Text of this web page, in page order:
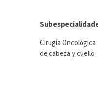
Cirugía Oncológica
de cabeza y cuello